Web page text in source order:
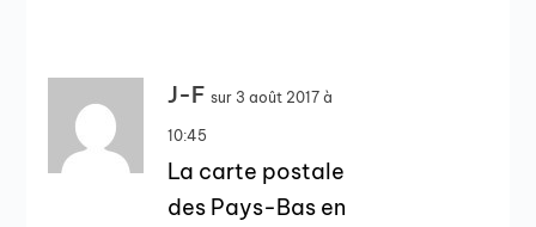
J-F sur 3 août 2017 à
10:45
La carte postale
des Pays-Bas en